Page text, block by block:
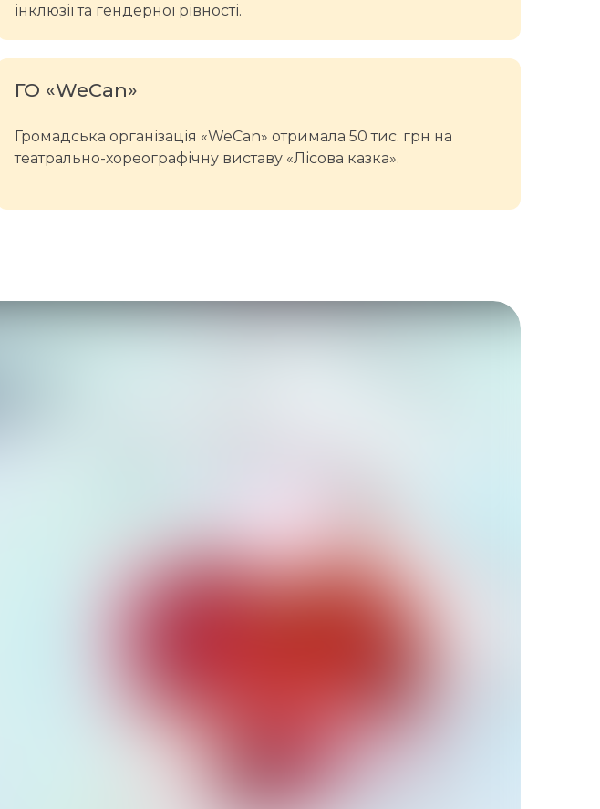
інклюзії та гендерної рівності.
ГО «WeCan»
Громадська організація «WeCan» отримала 50 тис. грн на
театрально-хореографічну виставу «Лісова казка».